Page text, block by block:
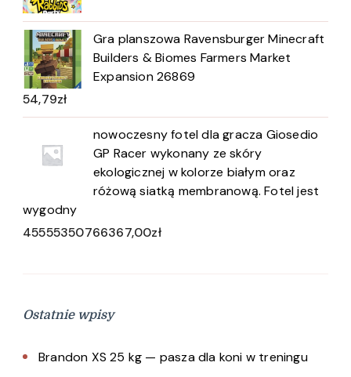
Gra planszowa Ravensburger Minecraft
Builders & Biomes Farmers Market
Expansion 26869
54,79zł
nowoczesny fotel dla gracza Giosedio
GP Racer wykonany ze skóry
ekologicznej w kolorze białym oraz
różową siatką membranową. Fotel jest
wygodny
45555350766367,00zł
Ostatnie wpisy
Brandon XS 25 kg — pasza dla koni w treningu